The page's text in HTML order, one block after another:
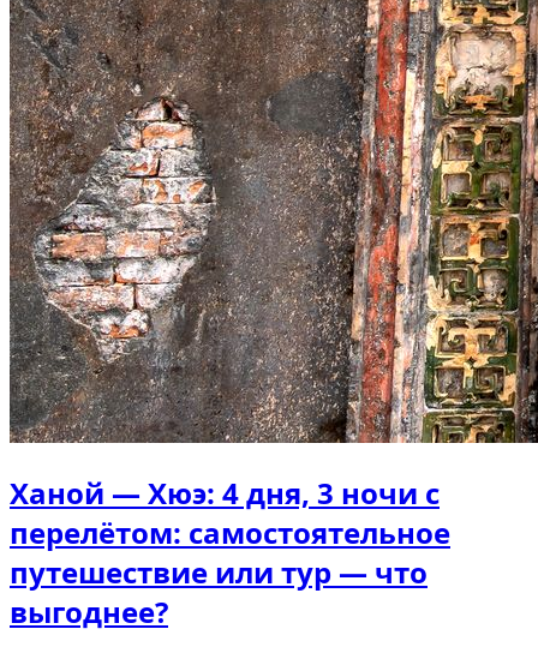
Ханой — Хюэ: 4 дня, 3 ночи с
перелётом: самостоятельное
путешествие или тур — что
выгоднее?